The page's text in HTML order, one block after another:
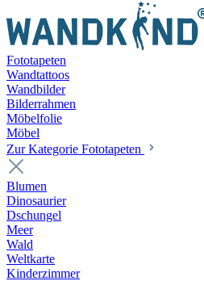
Fototapeten
Wandtattoos
Wandbilder
Bilderrahmen
Möbelfolie
Möbel
Zur Kategorie Fototapeten
Blumen
Dinosaurier
Dschungel
Meer
Wald
Weltkarte
Kinderzimmer